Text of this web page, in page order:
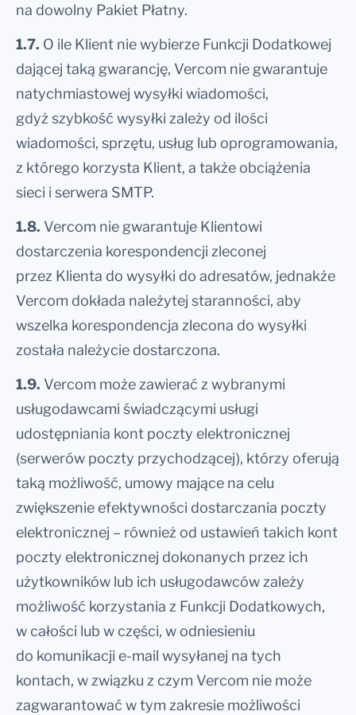
na dowolny Pakiet Płatny.
1.7. O ile Klient nie wybierze Funkcji Dodatkowej
dającej taką gwarancję, Vercom nie gwarantuje
natychmiastowej wysyłki wiadomości,
gdyż szybkość wysyłki zależy od ilości
wiadomości, sprzętu, usług lub oprogramowania,
z którego korzysta Klient, a także obciążenia
sieci i serwera SMTP.
1.8. Vercom nie gwarantuje Klientowi
dostarczenia korespondencji zleconej
przez Klienta do wysyłki do adresatów, jednakże
Vercom dokłada należytej staranności, aby
wszelka korespondencja zlecona do wysyłki
została należycie dostarczona.
1.9. Vercom może zawierać z wybranymi
usługodawcami świadczącymi usługi
udostępniania kont poczty elektronicznej
(serwerów poczty przychodzącej), którzy oferują
taką możliwość, umowy mające na celu
zwiększenie efektywności dostarczania poczty
elektronicznej – również od ustawień takich kont
poczty elektronicznej dokonanych przez ich
użytkowników lub ich usługodawców zależy
możliwość korzystania z Funkcji Dodatkowych,
w całości lub w części, w odniesieniu
do komunikacji e-mail wysyłanej na tych
kontach, w związku z czym Vercom nie może
zagwarantować w tym zakresie możliwości